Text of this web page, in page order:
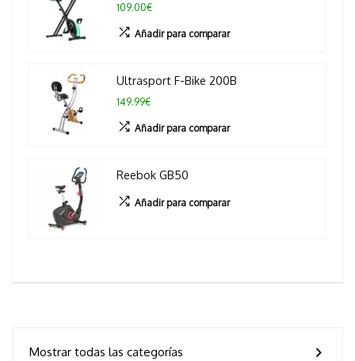
109.00€
Añadir para comparar
Ultrasport F-Bike 200B
149.99€
Añadir para comparar
Reebok GB50
Añadir para comparar
Mostrar todas las categorías